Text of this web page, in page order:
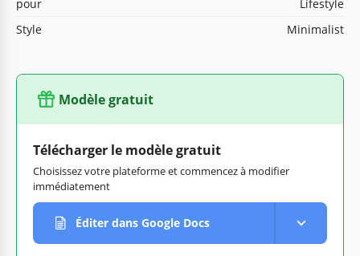
pour
Lifestyle
Style
Minimalist
Modèle gratuit
Télécharger le modèle gratuit
Choisissez votre plateforme et commencez à modifier
immédiatement
Éditer dans Google Docs